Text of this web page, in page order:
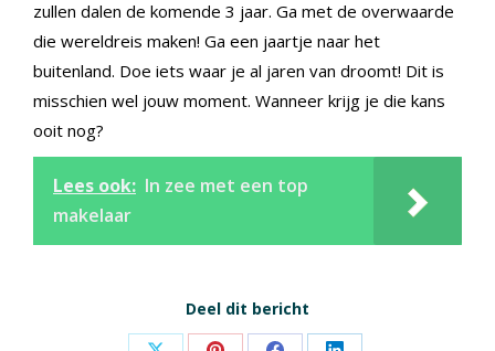
zullen dalen de komende 3 jaar. Ga met de overwaarde
die wereldreis maken! Ga een jaartje naar het
buitenland. Doe iets waar je al jaren van droomt! Dit is
misschien wel jouw moment. Wanneer krijg je die kans
ooit nog?
Lees ook: In zee met een top
makelaar
Deel dit bericht